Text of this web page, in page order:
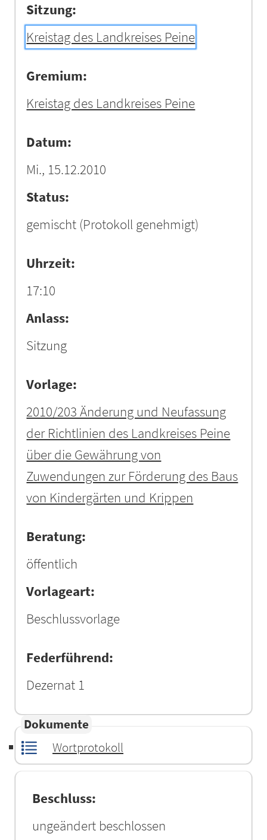
Sitzung:
Kreistag des Landkreises Peine
Gremium:
Kreistag des Landkreises Peine
Datum:
Mi., 15.12.2010
Status:
gemischt (Protokoll genehmigt)
Uhrzeit:
17:10
Anlass:
Sitzung
Vorlage:
2010/203 Änderung und Neufassung
der Richtlinien des Landkreises Peine
über die Gewährung von
Zuwendungen zur Förderung des Baus
von Kindergärten und Krippen
Beratung:
öffentlich
Vorlageart:
Beschlussvorlage
Federführend:
Dezernat 1
Dokumente
Wortprotokoll
Beschluss:
ungeändert beschlossen